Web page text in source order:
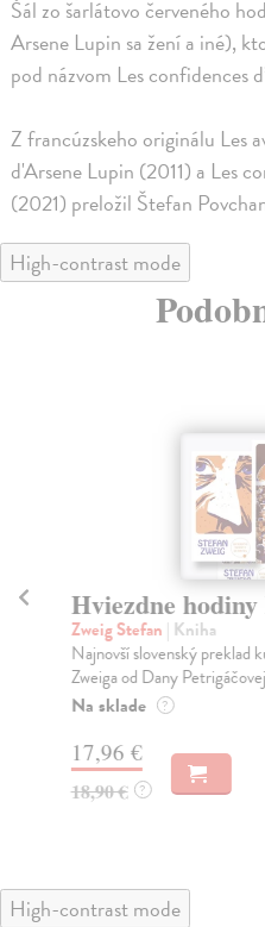
Šál zo šarlátovo červeného
Arsene Lupin sa žení a iné),
pod názvom Les confidences
Z francúzskeho originálu Les
d'Arsene Lupin (2011) a Les
(2021) preložil Štefan
High-contrast mode
Hviezdne
Zweig Stefan | Kniha
Najnovší slovenský preklad
Zweiga od Dany
Na sklade ?
17,96 €
18,90 € ?
High-contrast mode